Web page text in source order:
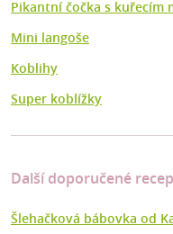
Pikantní čočka s kuřecím
Mini langoše
Koblihy
Super koblížky
Další doporučené
Šlehačková bábovka od